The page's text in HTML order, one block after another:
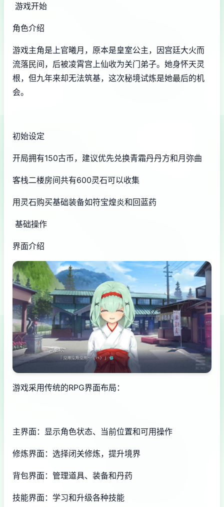
游戏开始
角色介绍
游戏主角是上官曦月，原本是皇室公主，因宫廷大火而
流落民间，后被凌霄宫上仙收为关门弟子。她身怀天灵
根，但九年来却无法筑基，这次秘境试炼是她最后的机
会。
初始设定
开局拥有150古币，建议优先兑换青霜丹丹方和月弥曲
客栈二楼房间共有600灵石可以收集
用灵石购买基础装备如符宝煌炎和回蓝药
基础操作
界面介绍
游戏采用传统的RPG界面布局：
主界面：显示角色状态、当前位置和可用操作
修炼界面：选择闭关修炼，提升境界
背包界面：管理道具、装备和丹药
技能界面：学习和升级各种技能